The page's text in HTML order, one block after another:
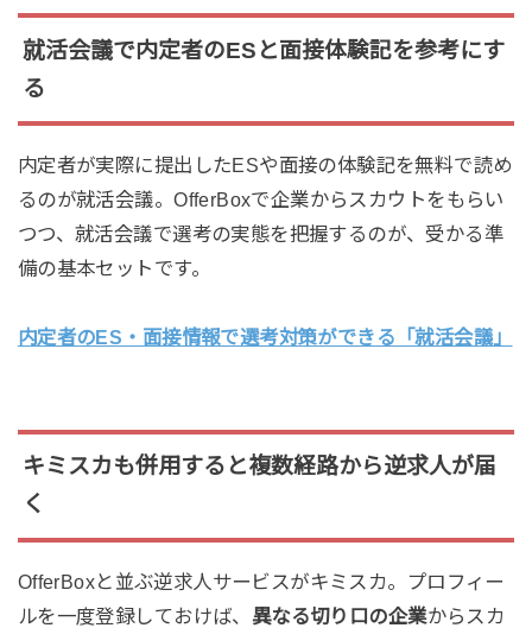
就活会議で内定者のESと面接体験記を参考にす
る
内定者が実際に提出したESや面接の体験記を無料で読め
るのが就活会議。OfferBoxで企業からスカウトをもらい
つつ、就活会議で選考の実態を把握するのが、受かる準
備の基本セットです。
内定者のES・面接情報で選考対策ができる「就活会議」
キミスカも併用すると複数経路から逆求人が届
く
OfferBoxと並ぶ逆求人サービスがキミスカ。プロフィー
ルを一度登録しておけば、 異なる切り口の企業からスカ